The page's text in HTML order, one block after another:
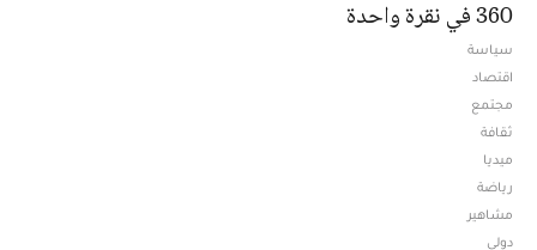
360 في نقرة واحدة
سياسة
اقتصاد
مجتمع
ثقافة
ميديا
رياضة
مشاهير
دولي